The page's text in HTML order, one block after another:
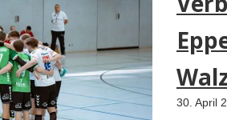
30. April